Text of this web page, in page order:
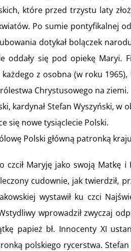
które przed trzystu laty
Po sumie pontyfikalnej
dotykał bolączek
oddały się pod opiekę Maryi.
z osobna (w roku
Chrystusowego na ziemi.
kardynał Stefan Wyszyński,
się nowe tysiąclecie Polski.
Polski główną patronką
Maryję jako swoją Matkę
cudownie, jak twierdził,
wystawił ku czci
wprowadził zwyczaj
papież bł. Innocenty XI
polskiego rycerstwa.